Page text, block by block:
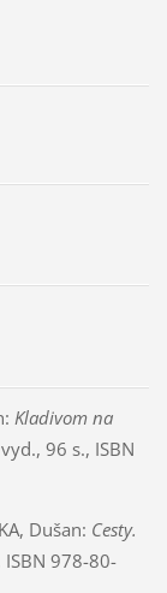
Kladivom na
96 s., ISBN
Dušan: Cesty.
978-80-